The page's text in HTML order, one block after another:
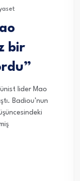
bir
lider Mao
Badiou’nun